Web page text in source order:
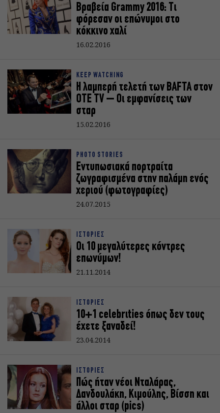
Βραβεία Grammy 2016: Τι
φόρεσαν οι επώνυμοι στο
κόκκινο χαλί
16.02.2016
KEEP WATCHING
Η λαμπερή τελετή των BAFTA στον
ΟΤΕ TV – Οι εμφανίσεις των
σταρ
15.02.2016
PHOTO STORIES
Εντυπωσιακά πορτραίτα
ζωγραφισμένα στην παλάμη ενός
χεριού (φωτογραφίες)
24.07.2015
ΙΣΤΟΡΙΕΣ
Οι 10 μεγαλύτερες κόντρες
επωνύμων!
21.11.2014
ΙΣΤΟΡΙΕΣ
10+1 celebrιties όπως δεν τους
έχετε ξαναδεί!
23.04.2014
ΙΣΤΟΡΙΕΣ
Πώς ήταν νέοι Νταλάρας,
Δανδουλάκη, Κιμούλης, Βίσση και
άλλοι σταρ (pics)